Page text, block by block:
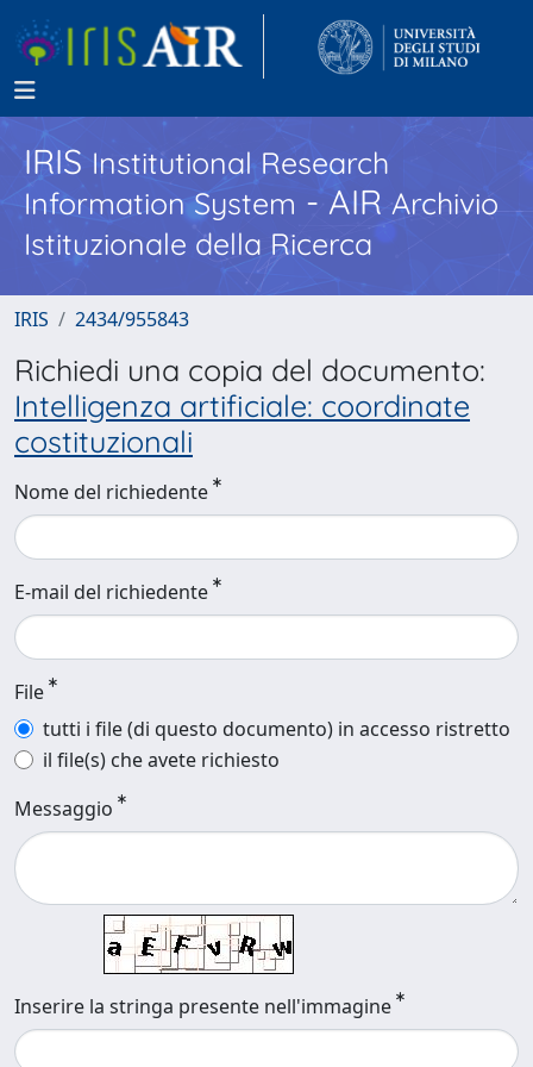
IRISInstitutional Research
Information System - AIR Archivio
Istituzionale della Ricerca
IRIS 2434/955843
Richiedi una copia del documento:
Intelligenza artificiale: coordinate
costituzionali
Nome del richiedente
E-mail del richiedente
File
tutti i file (di questo documento) in accesso ristretto
il file(s) che avete richiesto
Messaggio
Inserire la stringa presente nell'immagine